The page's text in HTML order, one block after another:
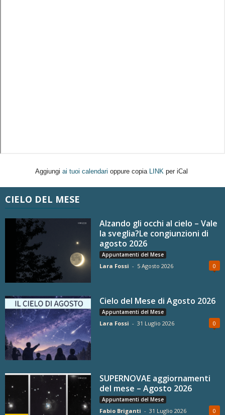
Aggiungi ai tuoi calendari oppure copia LINK per iCal
CIELO DEL MESE
Alzando gli occhi al cielo – Vale
la sveglia?Le congiunzioni di
agosto 2026
Appuntamenti del Mese
Lara Fossi - 5 Agosto 2026 0
Cielo del Mese di Agosto 2026
Appuntamenti del Mese
Lara Fossi - 31 Luglio 2026 0
SUPERNOVAE aggiornamenti
del mese – Agosto 2026
Appuntamenti del Mese
Fabio Briganti - 31 Luglio 2026 0